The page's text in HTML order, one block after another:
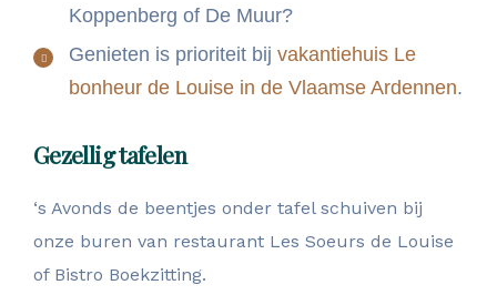
Koppenberg of De Muur?
Genieten is prioriteit bij vakantiehuis Le
bonheur de Louise in de Vlaamse Ardennen.
Gezellig tafelen
‘s Avonds de beentjes onder tafel schuiven bij
onze buren van restaurant Les Soeurs de Louise
of Bistro Boekzitting.